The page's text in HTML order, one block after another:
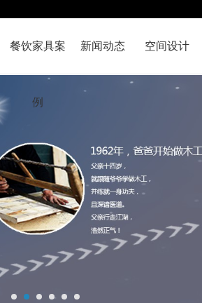
餐饮家具案
例
新闻动态 空间设计